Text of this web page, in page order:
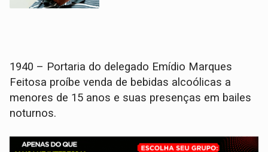
1940 – Portaria do delegado Emídio Marques
Feitosa proíbe venda de bebidas alcoólicas a
menores de 15 anos e suas presenças em bailes
noturnos.